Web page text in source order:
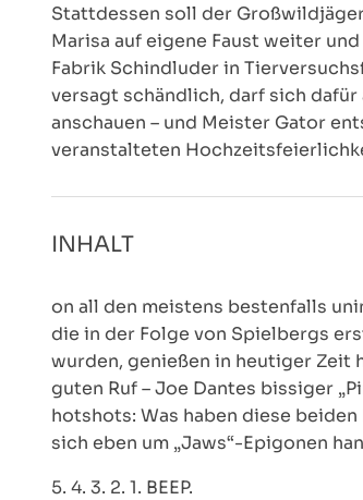
Stattdessen soll der
Marisa auf eigene Faust weiter
Fabrik Schindluder in
versagt schändlich, darf sich
anschauen – und Meister Gator
veranstalteten
INHALT
on all den meistens bestenfalls
die in der Folge von Spielbergs
wurden, genießen in heutiger Zeit
guten Ruf – Joe Dantes bissiger
hotshots: Was haben diese
sich eben um „Jaws“-Epigonen
5. 4. 3. 2. 1. BEEP.